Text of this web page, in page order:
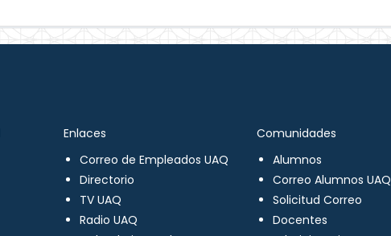
Enlaces
Correo de Empleados UAQ
Directorio
TV UAQ
Radio UAQ
Comunidades
Alumnos
Correo Alumnos UAQ
Solicitud Correo
Docentes